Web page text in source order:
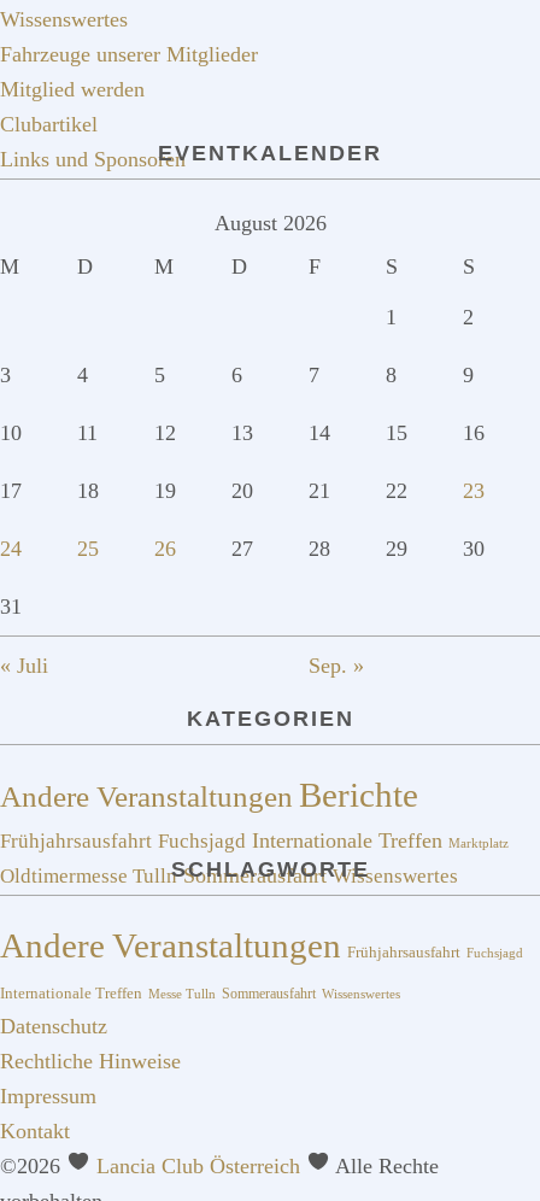
Wissenswertes
Fahrzeuge unserer Mitglieder
Mitglied werden
Clubartikel
Links und SponsorenEVENTKALENDER
August 2026
M
D M D F S S
1 2
3 4 5 6 7 8 9
10 11 12 13 14 15 16
17 18 19 20 21 22 23
24 25 26 27 28 29 30
31
« Juli Sep. »
KATEGORIEN
Andere Veranstaltungen Berichte
Frühjahrsausfahrt Fuchsjagd Internationale Treffen Marktplatz
Oldtimermesse Tulln Sommerausfahrt Wissenswertes
SCHLAGWORTE
Andere Veranstaltungen Frühjahrsausfahrt Fuchsjagd
Internationale Treffen Messe Tulln Sommerausfahrt Wissenswertes
Datenschutz
Rechtliche Hinweise
Impressum
Kontakt
©2026
Lancia Club Österreich
Alle Rechte